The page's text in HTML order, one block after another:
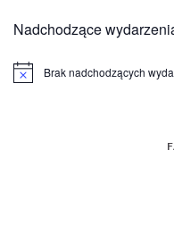
Nadchodzące
Powiadomienie
Brak nadchodzących